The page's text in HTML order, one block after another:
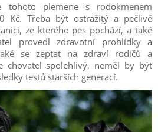
tohoto plemene s rodokmenem
Kč. Třeba být ostražitý a pečlivě
ze kterého pes pochází, a také
provedl zdravotní prohlídky a
se zeptat na zdraví rodičů a
chovatel spolehlivý, neměl by být
testů starších generací.